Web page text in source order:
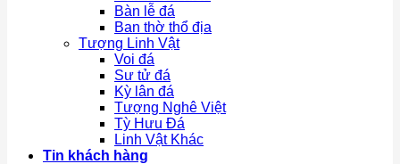
Bàn lễ đá
Ban thờ thổ địa
Tượng Linh Vật
Voi đá
Sư tử đá
Kỳ lân đá
Tượng Nghê Việt
Tỳ Hưu Đá
Linh Vật Khác
Tin khách hàng